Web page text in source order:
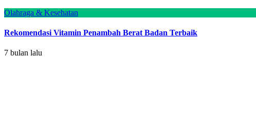
Olahraga & Kesehatan
Rekomendasi Vitamin Penambah Berat Badan Terbaik
7 bulan lalu